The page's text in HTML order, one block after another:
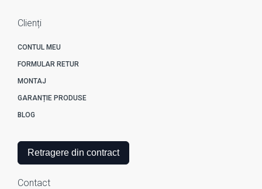
Clienți
CONTUL MEU
FORMULAR RETUR
MONTAJ
GARANȚIE PRODUSE
BLOG
Retragere din contract
Contact